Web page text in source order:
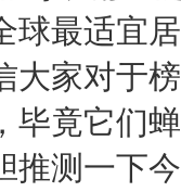
最适宜居
大家对于
毕竟它们
推测一下